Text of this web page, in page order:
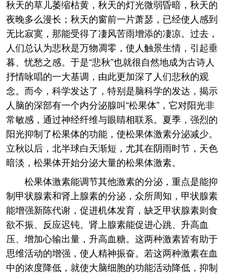
秋天的草儿萎缩枯黄，秋天的灯光微弱昏暗，秋天的
夜晚多么漫长；秋天的窗前一片萧瑟，已经使人感到
无比寂寞，那能受得了凄风苦雨增添的凄凉。过去，
人们总认为悲秋是万物凋零，使人触景生情，引起垂
暮、忧愁之感。于是“悲秋”也就很自然地成为古诗人
抒情咏唱的一大基调，由此更加深了人们悲秋的观
念。而今，科学发达了，特别是脑科学的发达，揭示
人脑的深部有一个内分泌腺叫“松果体”，它对阳光非
常敏感，通过神经纤维与眼睛相联系。夏季，强烈的
阳光抑制了松果体的功能，使松果体激素分泌减少。
立秋以后，北半球白天渐短，尤其在阴雨时节，天色
暗淡，松果体开始分泌大量的松果体激素。
松果体激素能调节其他激素的分泌，重点是能抑
制甲状腺素和肾上腺素的分泌，众所周知，甲状腺素
能增强新陈代谢，促进机体发育，缺乏甲状腺素则食
欲不振、反应迟钝。肾上腺素能促进心跳、升高血
压、增加心输出量，升高血糖。这两种激素皆有助于
思维活动的增强，使人精神振奋。若这两种激素在血
中的浓度降低，就使大脑细胞的功能活动降低，抑制